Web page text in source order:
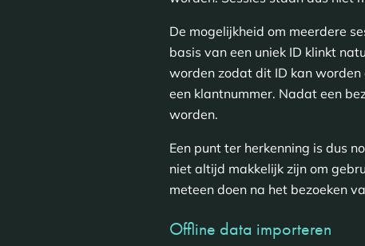
De mogelijkheid om meerdere
basis van een uniek ID klinkt
worden zodat dit ID kan worden
een klantnummer. Nadat een
worden.
Een punt ter herkenning is dus
niet altijd makkelijk zijn om
meteen doen na het bezoeken
Offline data importeren